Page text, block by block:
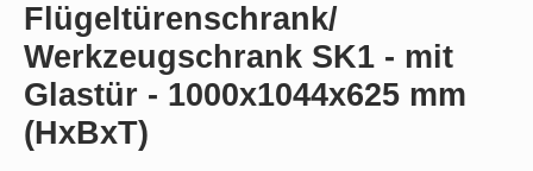
Flügeltürenschrank/
Werkzeugschrank SK1 - mit
Glastür - 1000x1044x625 mm
(HxBxT)